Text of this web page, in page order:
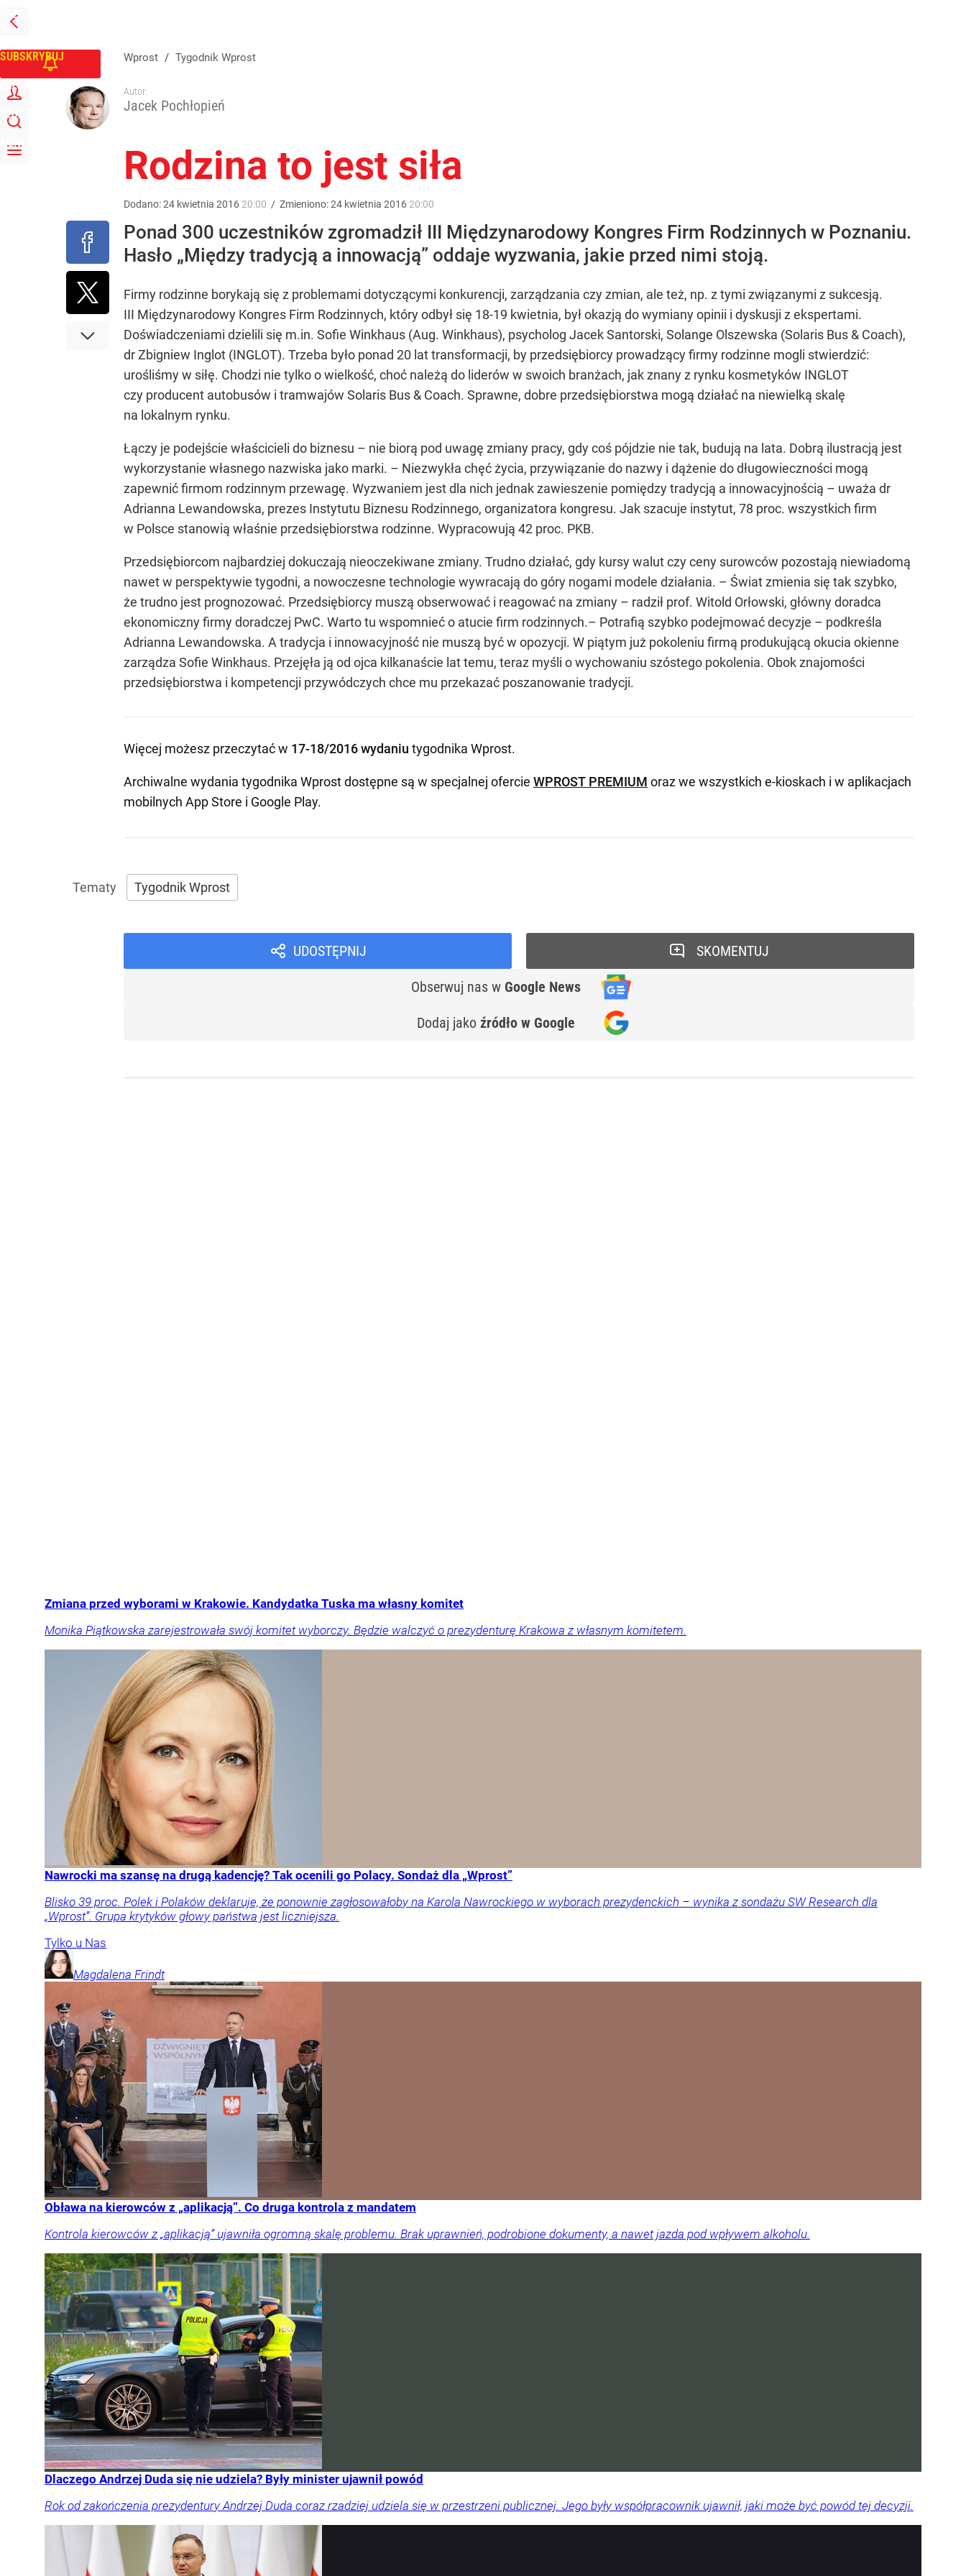
PRZEJDŹ
NA
GŁÓWNĄ
SUBSKRYBUJ
ZALOGUJ
SZUKAJ
MENU
Wprost / Tygodnik Wprost
Autor:
Jacek Pochłopień
Rodzina to jest siła
Dodano:24 kwietnia 2016 20:00 / Zmieniono:24 kwietnia 2016 20:00
Ponad 300 uczestników zgromadził III Międzynarodowy Kongres Firm Rodzinnych w Poznaniu.
Hasło „Między tradycją a innowacją” oddaje wyzwania, jakie przed nimi stoją.
Firmy rodzinne borykają się z problemami dotyczącymi konkurencji, zarządzania czy zmian, ale też, np. z tymi związanymi z sukcesją.
III Międzynarodowy Kongres Firm Rodzinnych, który odbył się 18-19 kwietnia, był okazją do wymiany opinii i dyskusji z ekspertami.
Doświadczeniami dzielili się m.in. Sofie Winkhaus (Aug. Winkhaus), psycholog Jacek Santorski, Solange Olszewska (Solaris Bus & Coach),
dr Zbigniew Inglot (INGLOT). Trzeba było ponad 20 lat transformacji, by przedsiębiorcy prowadzący firmy rodzinne mogli stwierdzić:
urośliśmy w siłę. Chodzi nie tylko o wielkość, choć należą do liderów w swoich branżach, jak znany z rynku kosmetyków INGLOT
czy producent autobusów i tramwajów Solaris Bus & Coach. Sprawne, dobre przedsiębiorstwa mogą działać na niewielką skalę
na lokalnym rynku.
Łączy je podejście właścicieli do biznesu – nie biorą pod uwagę zmiany pracy, gdy coś pójdzie nie tak, budują na lata. Dobrą ilustracją jest
wykorzystanie własnego nazwiska jako marki. – Niezwykła chęć życia, przywiązanie do nazwy i dążenie do długowieczności mogą
zapewnić firmom rodzinnym przewagę. Wyzwaniem jest dla nich jednak zawieszenie pomiędzy tradycją a innowacyjnością – uważa dr
Adrianna Lewandowska, prezes Instytutu Biznesu Rodzinnego, organizatora kongresu. Jak szacuje instytut, 78 proc. wszystkich firm
w Polsce stanowią właśnie przedsiębiorstwa rodzinne. Wypracowują 42 proc. PKB.
Przedsiębiorcom najbardziej dokuczają nieoczekiwane zmiany. Trudno działać, gdy kursy walut czy ceny surowców pozostają niewiadomą
nawet w perspektywie tygodni, a nowoczesne technologie wywracają do góry nogami modele działania. – Świat zmienia się tak szybko,
że trudno jest prognozować. Przedsiębiorcy muszą obserwować i reagować na zmiany – radził prof. Witold Orłowski, główny doradca
ekonomiczny firmy doradczej PwC. Warto tu wspomnieć o atucie firm rodzinnych.– Potrafią szybko podejmować decyzje – podkreśla
Adrianna Lewandowska. A tradycja i innowacyjność nie muszą być w opozycji. W piątym już pokoleniu firmą produkującą okucia okienne
zarządza Sofie Winkhaus. Przejęła ją od ojca kilkanaście lat temu, teraz myśli o wychowaniu szóstego pokolenia. Obok znajomości
przedsiębiorstwa i kompetencji przywódczych chce mu przekazać poszanowanie tradycji.
Więcej możesz przeczytać w 17-18/2016 wydaniu tygodnika Wprost.
Archiwalne wydania tygodnika Wprost dostępne są w specjalnej ofercie WPROST PREMIUM oraz we wszystkich e-kioskach i w aplikacjach
mobilnych App Store i Google Play.
Tygodnik Wprost
UDOSTĘPNIJ
Obserwuj nas w Google News
Dodaj jako źródło w Google
SKOMENTUJ
Zmiana przed wyborami w Krakowie. Kandydatka Tuska ma własny komitet
Monika Piątkowska zarejestrowała swój komitet wyborczy. Będzie walczyć o prezydenturę Krakowa z własnym komitetem.
Nawrocki ma szansę na drugą kadencję? Tak ocenili go Polacy. Sondaż dla „Wprost”
Blisko 39 proc. Polek i Polaków deklaruje, że ponownie zagłosowałoby na Karola Nawrockiego w wyborach prezydenckich – wynika z sondażu SW Research dla
„Wprost”. Grupa krytyków głowy państwa jest liczniejsza.
Tylko u Nas
Magdalena Frindt
Obława na kierowców z „aplikacją”. Co druga kontrola z mandatem
Kontrola kierowców z „aplikacją” ujawniła ogromną skalę problemu. Brak uprawnień, podrobione dokumenty, a nawet jazda pod wpływem alkoholu.
Dlaczego Andrzej Duda się nie udziela? Były minister ujawnił powód
Rok od zakończenia prezydentury Andrzej Duda coraz rzadziej udziela się w przestrzeni publicznej. Jego były współpracownik ujawnił, jaki może być powód tej decyzji.